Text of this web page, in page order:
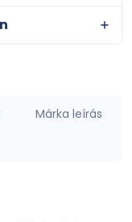
Márka leírás